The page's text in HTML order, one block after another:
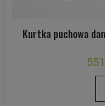
Kurtka puchowa